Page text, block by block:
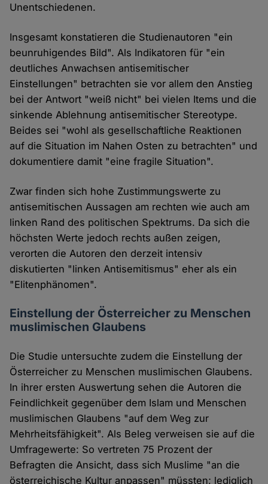
Unentschiedenen.
Insgesamt konstatieren die Studienautoren "ein
beunruhigendes Bild". Als Indikatoren für "ein
deutliches Anwachsen antisemitischer
Einstellungen" betrachten sie vor allem den Anstieg
bei der Antwort "weiß nicht" bei vielen Items und die
sinkende Ablehnung antisemitischer Stereotype.
Beides sei "wohl als gesellschaftliche Reaktionen
auf die Situation im Nahen Osten zu betrachten" und
dokumentiere damit "eine fragile Situation".
Zwar finden sich hohe Zustimmungswerte zu
antisemitischen Aussagen am rechten wie auch am
linken Rand des politischen Spektrums. Da sich die
höchsten Werte jedoch rechts außen zeigen,
verorten die Autoren den derzeit intensiv
diskutierten "linken Antisemitismus" eher als ein
"Elitenphänomen".
Einstellung der Österreicher zu Menschen
muslimischen Glaubens
Die Studie untersuchte zudem die Einstellung der
Österreicher zu Menschen muslimischen Glaubens.
In ihrer ersten Auswertung sehen die Autoren die
Feindlichkeit gegenüber dem Islam und Menschen
muslimischen Glaubens "auf dem Weg zur
Mehrheitsfähigkeit". Als Beleg verweisen sie auf die
Umfragewerte: So vertreten 75 Prozent der
Befragten die Ansicht, dass sich Muslime "an die
österreichische Kultur anpassen" müssten; lediglich